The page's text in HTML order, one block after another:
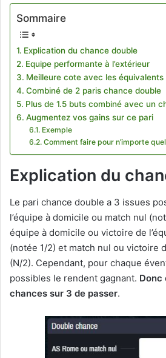
Sommaire
Explication du chance double
Equipe performante à l’extérieur
Meilleure cote avec les équivalents
Combiné de 2 paris chance double
Plus de 1.5 buts combiné avec un
Augmentez vos gains sur ce pari
Exemple
Comment faire pour n’importe
Explication du
Le pari chance double a 3 issues
l’équipe à domicile ou match nul
équipe à domicile ou victoire de
(notée 1/2) et match nul ou victoire
(N/2). Cependant, pour chaque
possibles le rendent gagnant. Donc
chances sur 3 de passer.